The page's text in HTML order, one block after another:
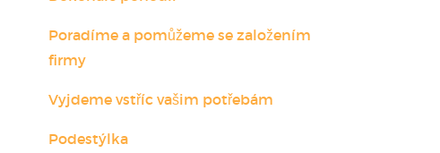
Poradíme a pomůžeme se založením
firmy
Vyjdeme vstříc vašim potřebám
Podestýlka